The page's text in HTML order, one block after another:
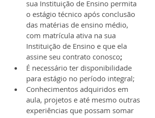
sua Instituição de Ensino permita
o estágio técnico após conclusão
das matérias de ensino médio,
com matrícula ativa na sua
Instituição de Ensino e que ela
assine seu contrato conosco;
É necessário ter disponibilidade
para estágio no período integral;
Conhecimentos adquiridos em
aula, projetos e até mesmo outras
experiências que possam somar